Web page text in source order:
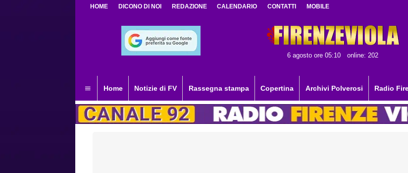
HOME DICONO DI NOI REDAZIONE CALENDARIO CONTATTI MOBILE
6 agosto ore 05:10 online: 202
Home Notizie di FV Rassegna stampa Copertina Archivi Polverosi Radio